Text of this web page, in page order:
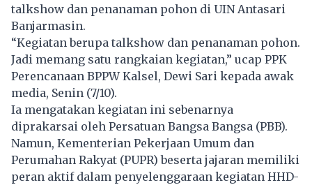
talkshow dan penanaman pohon di UIN Antasari
Banjarmasin.
“Kegiatan berupa talkshow dan penanaman pohon.
Jadi memang satu rangkaian kegiatan,” ucap PPK
Perencanaan BPPW Kalsel, Dewi Sari kepada awak
media, Senin (7/10).
Ia mengatakan kegiatan ini sebenarnya
diprakarsai oleh Persatuan Bangsa Bangsa (PBB).
Namun, Kementerian Pekerjaan Umum dan
Perumahan Rakyat (PUPR) beserta jajaran memiliki
peran aktif dalam penyelenggaraan kegiatan HHD-